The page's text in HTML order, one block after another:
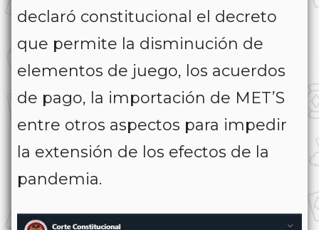
declaró constitucional el decreto
que permite la disminución de
elementos de juego, los acuerdos
de pago, la importación de MET’S
entre otros aspectos para impedir
la extensión de los efectos de la
pandemia.